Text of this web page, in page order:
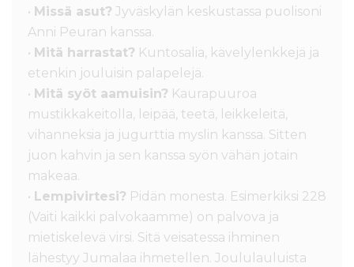
• Missä asut? Jyväskylän keskustassa puolisoni
Anni Peuran kanssa.
• Mitä harrastat? Kuntosalia, kävelylenkkejä ja
etenkin jouluisin palapelejä.
• Mitä syöt aamuisin? Kaurapuuroa
mustikkakeitolla, leipää, teetä, leikkeleitä,
vihanneksia ja jugurttia myslin kanssa. Sitten
juon kahvin ja sen kanssa syön vähän jotain
makeaa.
• Lempivirtesi? Pidän monesta. Esimerkiksi 228
(Vaiti kaikki palvokaamme) on palvova ja
mietiskelevä virsi. Sitä veisatessa ihminen
lähestyy Jumalaa ihmetellen. Joululauluista